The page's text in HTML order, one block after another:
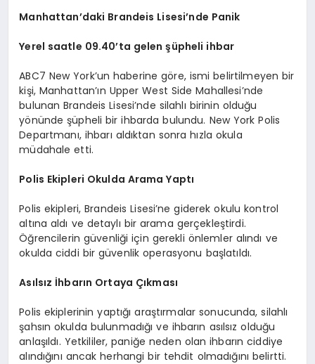
Manhattan’daki Brandeis Lisesi’nde Panik
Yerel saatle 09.40’ta gelen şüpheli ihbar
ABC7 New York’un haberine göre, ismi belirtilmeyen bir
kişi, Manhattan’ın Upper West Side Mahallesi’nde
bulunan Brandeis Lisesi’nde silahlı birinin olduğu
yönünde şüpheli bir ihbarda bulundu. New York Polis
Departmanı, ihbarı aldıktan sonra hızla okula
müdahale etti.
Polis Ekipleri Okulda Arama Yaptı
Polis ekipleri, Brandeis Lisesi’ne giderek okulu kontrol
altına aldı ve detaylı bir arama gerçekleştirdi.
Öğrencilerin güvenliği için gerekli önlemler alındı ve
okulda ciddi bir güvenlik operasyonu başlatıldı.
Asılsız İhbarın Ortaya Çıkması
Polis ekiplerinin yaptığı araştırmalar sonucunda, silahlı
şahsın okulda bulunmadığı ve ihbarın asılsız olduğu
anlaşıldı. Yetkililer, paniğe neden olan ihbarın ciddiye
alındığını ancak herhangi bir tehdit olmadığını belirtti.